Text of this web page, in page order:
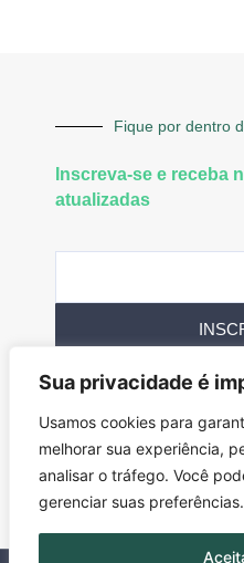
Sua privacidade é
Usamos cookies para
melhorar sua experiência,
analisar o tráfego. Você
gerenciar suas preferências.
Fique por dentro
Inscreva-se e receba
atualizadas